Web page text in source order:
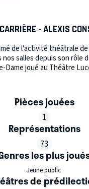
- ALEXIS
de l'activité théâtrale
nos salles depuis son rôle
Dame joué au Théâtre
Pièces jouées
1
Représentations
73
les plus
Jeune public
de